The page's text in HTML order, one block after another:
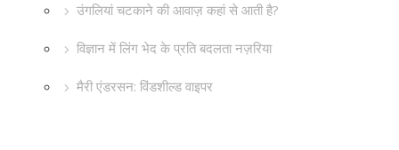
उंगलियां चटकाने की आवाज़ कहां से आती है?
विज्ञान में लिंग भेद के प्रति बदलता नज़रिया
मैरी एंडरसन: विंडशील्ड वाइपर